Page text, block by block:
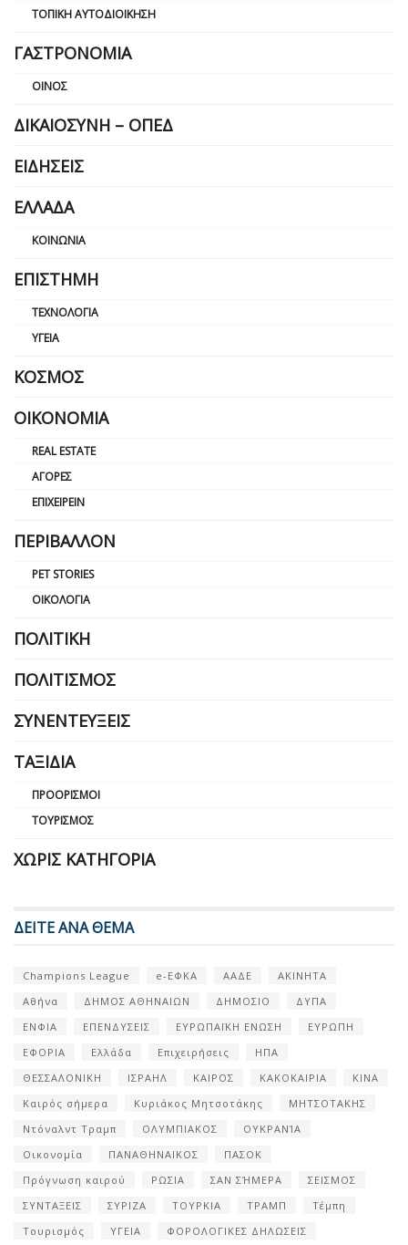
ΤΟΠΙΚΉ ΑΥΤΟΔΙΟΊΚΗΣΗ
ΓΑΣΤΡΟΝΟΜΊΑ
ΟΊΝΟΣ
ΔΙΚΑΙΟΣΎΝΗ – ΟΠΕΔ
ΕΙΔΉΣΕΙΣ
ΕΛΛΆΔΑ
ΚΟΙΝΩΝΊΑ
ΕΠΙΣΤΉΜΗ
ΤΕΧΝΟΛΟΓΊΑ
ΥΓΕΊΑ
ΚΌΣΜΟΣ
ΟΙΚΟΝΟΜΊΑ
REAL ESTATE
ΑΓΟΡΈΣ
ΕΠΙΧΕΙΡΕΊΝ
ΠΕΡΙΒΆΛΛΟΝ
PET STORIES
ΟΙΚΟΛΟΓΊΑ
ΠΟΛΙΤΙΚΉ
ΠΟΛΙΤΙΣΜΌΣ
ΣΥΝΕΝΤΕΎΞΕΙΣ
ΤΑΞΊΔΙΑ
ΠΡΟΟΡΙΣΜΟΊ
ΤΟΥΡΙΣΜΌΣ
ΧΩΡΊΣ ΚΑΤΗΓΟΡΊΑ
ΔΕΙΤΕ ΑΝΑ ΘΕΜΑ
Champions League e-ΕΦΚΑ ΑΑΔΕ
ΑΚΙΝΗΤΑ
Αθήνα
ΔΗΜΟΣ ΑΘΗΝΑΙΩΝ ΔΗΜΟΣΙΟ
ΔΥΠΑ
ΕΝΦΙΑ
ΕΠΕΝΔΥΣΕΙΣ ΕΥΡΩΠΑΪΚΗ ΕΝΩΣΗ
ΕΥΡΩΠΗ
ΕΦΟΡΙΑ
Ελλάδα Επιχειρήσεις
ΗΠΑ
ΘΕΣΣΑΛΟΝΙΚΗ
ΙΣΡΑΗΛ ΚΑΙΡΟΣ ΚΑΚΟΚΑΙΡΙΑ
ΚΙΝΑ
Καιρός σήμερα
Κυριάκος Μητσοτάκης
ΜΗΤΣΟΤΑΚΗΣ
Ντόναλντ Τραμπ
ΟΛΥΜΠΙΑΚΟΣ
ΟΥΚΡΑΝΊΑ
Οικονομία
ΠΑΝΑΘΗΝΑΙΚΟΣ
ΠΑΣΟΚ
Πρόγνωση καιρού
ΡΩΣΙΑ ΣΑΝ ΣΉΜΕΡΑ
ΣΕΙΣΜΟΣ
ΣΥΝΤΑΞΕΙΣ
ΣΥΡΙΖΑ ΤΟΥΡΚΙΑ ΤΡΑΜΠ
Τέμπη
Τουρισμός
ΥΓΕΙΑ
ΦΟΡΟΛΟΓΙΚΕΣ ΔΗΛΩΣΕΙΣ